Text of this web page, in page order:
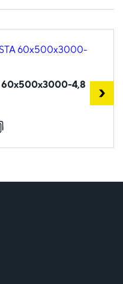
60х500х3000-4,8